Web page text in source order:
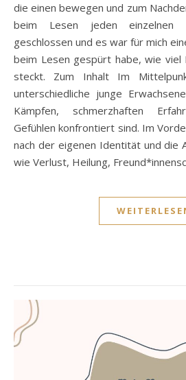
die einen bewegen und zum
beim Lesen jeden einzelnen
geschlossen und es war für mich
beim Lesen gespürt habe, wie
steckt. Zum Inhalt Im
unterschiedliche junge
Kämpfen, schmerzhaften
Gefühlen konfrontiert sind. Im
nach der eigenen Identität und die
wie Verlust, Heilung,